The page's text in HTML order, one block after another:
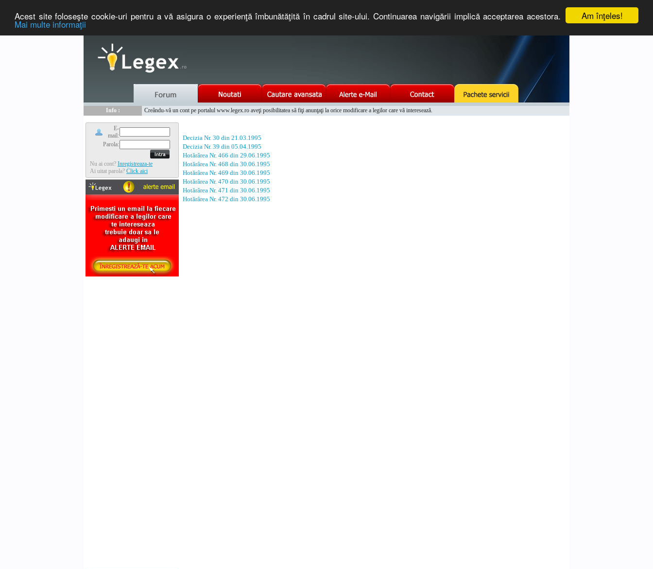
Am înţeles!
Acest site foloseşte cookie-uri pentru a vă asigura o experienţă îmbunătăţită în cadrul site-ului. Continuarea navigării implică acceptarea acestora.
Mai multe informaţii
Info :
Creându-vă un cont pe portalul www.legex.ro aveţi posibilitatea să fiţi anunţaţi la orice modificare a legilor care vă interesează.
E-
mail:
Parola:
Nu ai cont? Inregistreaza-te
Ai uitat parola? Click aici
Decizia Nr. 30 din 21.03.1995
Decizia Nr. 39 din 05.04.1995
Hotărârea Nr. 466 din 29.06.1995
Hotărârea Nr. 468 din 30.06.1995
Hotărârea Nr. 469 din 30.06.1995
Hotărârea Nr. 470 din 30.06.1995
Hotărârea Nr. 471 din 30.06.1995
Hotărârea Nr. 472 din 30.06.1995